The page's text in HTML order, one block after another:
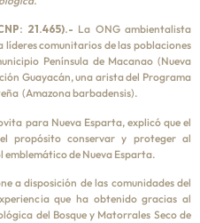
21.465).- La ONG ambientalista
comunitarios de las poblaciones
Península de Macanao (Nueva
Guayacán, una arista del Programa
(Amazona barbadensis).
para Nueva Esparta, explicó que el
propósito conservar y proteger al
emblemático de Nueva Esparta.
a disposición de las comunidades del
que ha obtenido gracias al
del Bosque y Matorrales Seco de